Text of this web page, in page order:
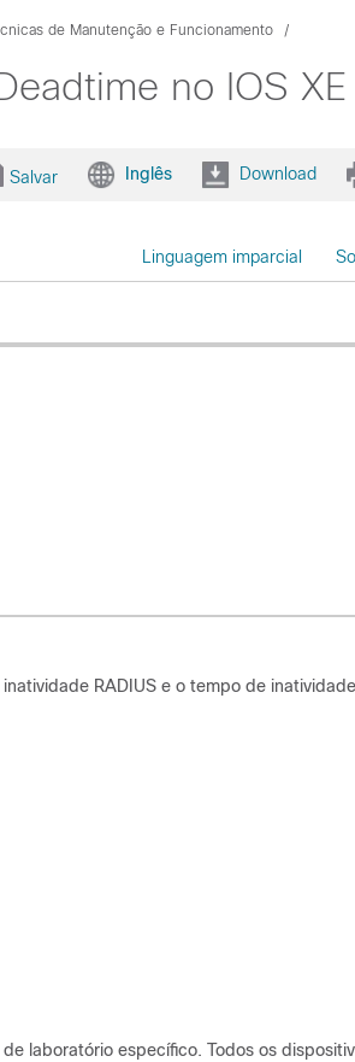
de Manutenção e Funcionamento
no IOS XE
Salvar Inglês Download
Linguagem imparcial
RADIUS e o tempo de
laboratório específico. Todos os